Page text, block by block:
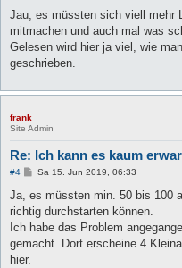
r
a
Jau, es müssten sich viell mehr
mitmachen und auch mal was
Gelesen wird hier ja viel, wie
geschrieben.
frank
Site Admin
Re: Ich kann es kaum
#4
B
i
r
a
Sa 15. Jun 2019, 06:33
Ja, es müssten min. 50 bis 100
richtig durchstarten können.
Ich habe das Problem
gemacht. Dort erscheine 4
hier.